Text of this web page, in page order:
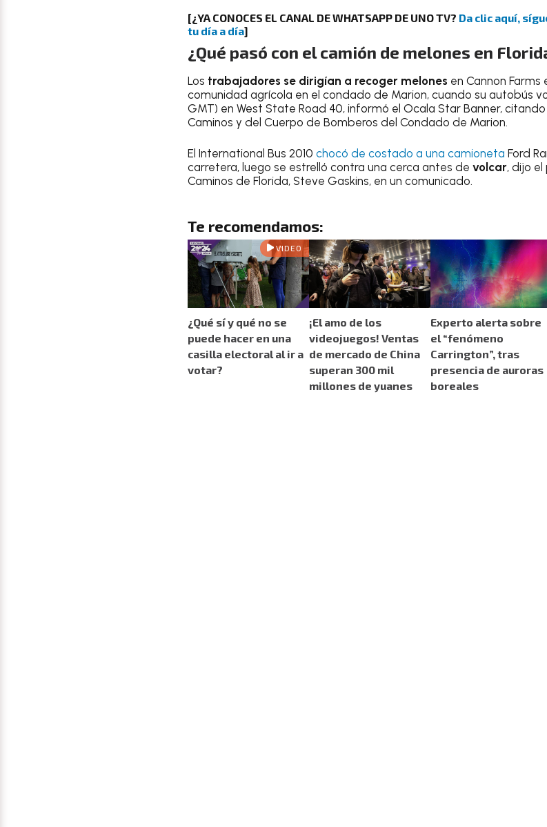
[¿YA CONOCES EL CANAL DE WHATSAPP DE UNO TV? Da clic aquí,
tu día a día]
¿Qué pasó con el camión de melones en
Los trabajadores se dirigían a recoger melones en Cannon Farms
comunidad agrícola en el condado de Marion, cuando su autobús
GMT) en West State Road 40, informó el Ocala Star Banner,
Caminos y del Cuerpo de Bomberos del Condado de Marion.
El International Bus 2010 chocó de costado a una camioneta Ford
carretera, luego se estrelló contra una cerca antes de volcar, dijo
Caminos de Florida, Steve Gaskins, en un comunicado.
Te recomendamos:
VIDEO
¿Qué sí y qué no se
puede hacer en una
casilla electoral al ir a
votar?
¡El amo de los
videojuegos! Ventas
de mercado de China
superan 300 mil
millones de yuanes
Experto alerta sobre
el “fenómeno
Carrington”, tras
presencia de auroras
boreales